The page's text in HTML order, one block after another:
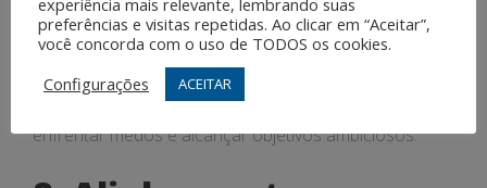
O coaching pode ajudar a aumentar a autoconfiança
e a motivação, fornecendo feedback construtivo,
encorajamento e suporte para superar desafios,
enfrentar medos e alcançar objetivos ambiciosos.
preferências e visitas repetidas. Ao clicar em “Aceitar”,
você concorda com o uso de TODOS os cookies.
Configurações
ACEITAR